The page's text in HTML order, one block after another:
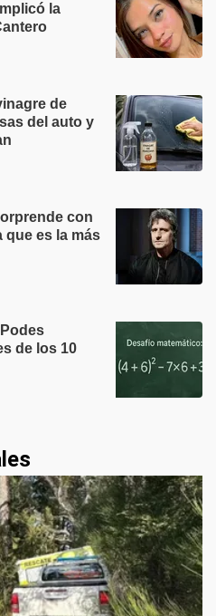
la
de
del auto y
con
que es la más
de los 10